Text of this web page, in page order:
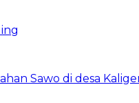
Sawo di desa